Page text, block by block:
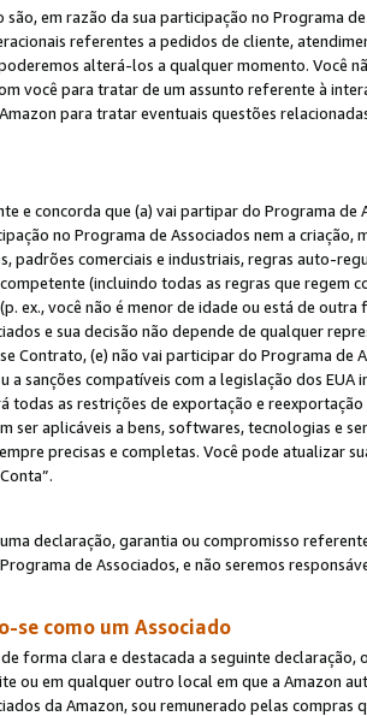
são, em razão da sua participação no Programa
referentes a pedidos de cliente,
alterá-los a qualquer momento. Você
você para tratar de um assunto referente à
para tratar eventuais questões
e concorda que (a) vai partipar do Programa
no Programa de Associados nem a
padrões comerciais e industriais, regras auto-
(incluindo todas as regras que regem
ex., você não é menor de idade ou está de
e sua decisão não depende de qualquer
Contrato, (e) não vai participar do Programa
a sanções compatíveis com a legislação dos
todas as restrições de exportação e
ser aplicáveis a bens, softwares, tecnologias e
precisas e completas. Você pode atualizar
declaração, garantia ou compromisso
de Associados, e não seremos
se como um Associado
forma clara e destacada a seguinte
ou em qualquer outro local em que a Amazon
da Amazon, sou remunerado pelas